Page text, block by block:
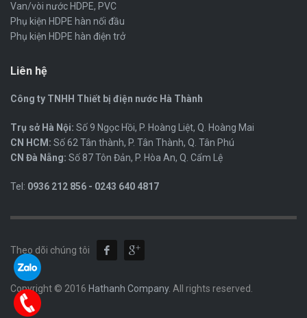
Van/vòi nước HDPE, PVC
Phụ kiện HDPE hàn nối đầu
Phụ kiện HDPE hàn điện trở
Liên hệ
Công ty TNHH Thiết bị điện nước Hà Thành
Trụ sở Hà Nội: Số 9 Ngọc Hồi, P. Hoàng Liệt, Q. Hoàng Mai
CN HCM: Số 62 Tân thành, P. Tân Thành, Q. Tân Phú
CN Đà Nẵng: Số 87 Tôn Đản, P. Hòa An, Q. Cẩm Lệ
Tel: 0936 212 856 - 0243 640 4817
Theo dõi chúng tôi
Copyright © 2016 Hathanh Company. All rights reserved.